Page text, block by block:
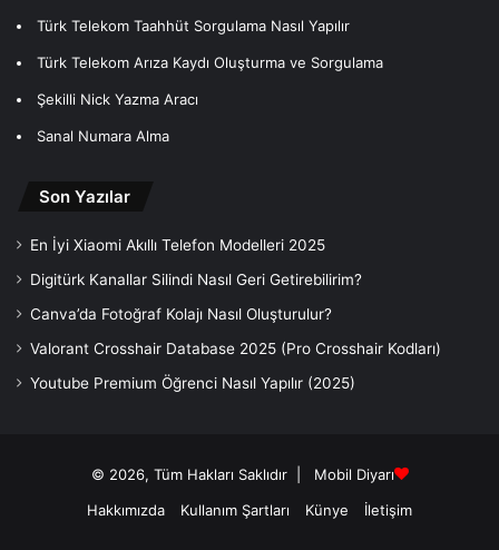
Türk Telekom Taahhüt Sorgulama Nasıl Yapılır
Türk Telekom Arıza Kaydı Oluşturma ve Sorgulama
Şekilli Nick Yazma Aracı
Sanal Numara Alma
Son Yazılar
En İyi Xiaomi Akıllı Telefon Modelleri 2025
Digitürk Kanallar Silindi Nasıl Geri Getirebilirim?
Canva’da Fotoğraf Kolajı Nasıl Oluşturulur?
Valorant Crosshair Database 2025 (Pro Crosshair Kodları)
Youtube Premium Öğrenci Nasıl Yapılır (2025)
© 2026, Tüm Hakları Saklıdır | Mobil Diyarı
Hakkımızda
Kullanım Şartları Künye İletişim